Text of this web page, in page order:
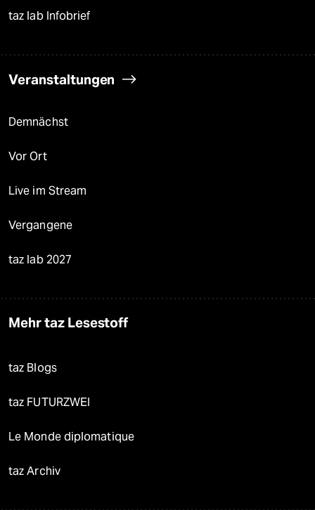
taz lab Infobrief
Veranstaltungen
Demnächst
Vor Ort
Live im Stream
Vergangene
taz lab 2027
Mehr taz Lesestoff
taz Blogs
taz FUTURZWEI
Le Monde diplomatique
taz Archiv